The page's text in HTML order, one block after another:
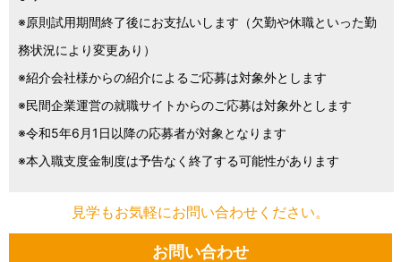
※原則試用期間終了後にお支払いします（欠勤や休職といった勤
務状況により変更あり）
※紹介会社様からの紹介によるご応募は対象外とします
※民間企業運営の就職サイトからのご応募は対象外とします
※令和5年6月1日以降の応募者が対象となります
※本入職支度金制度は予告なく終了する可能性があります
見学もお気軽にお問い合わせください。
お問い合わせ